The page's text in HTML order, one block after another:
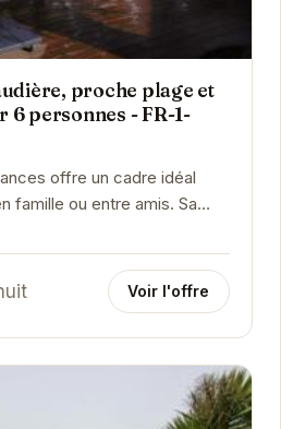
proche plage et
6 personnes - FR-1-
offre un cadre idéal
famille ou entre amis. Sa
et les commerces vous...
Voir l'offre